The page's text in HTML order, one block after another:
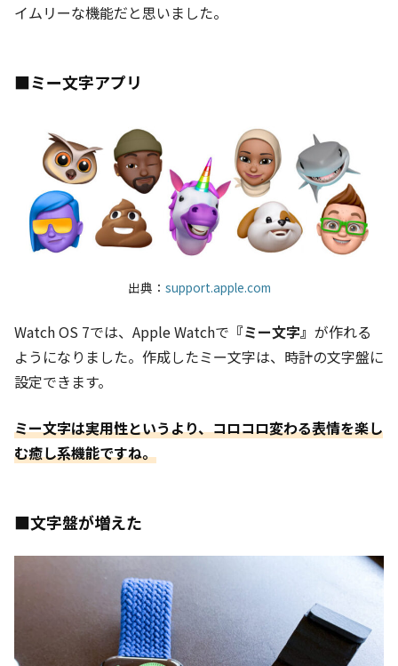
イムリーな機能だと思いました。
■ミー文字アプリ
出典： support.apple.com
Watch OS 7では、Apple Watchで 『ミー文字』 が作れる
ようになりました。作成したミー文字は、時計の文字盤に
設定できます。
ミー文字は実用性というより、コロコロ変わる表情を楽し
む癒し系機能ですね。
■文字盤が増えた